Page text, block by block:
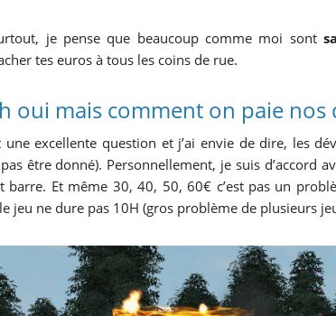
je pense que beaucoup comme moi sont
tes euros à tous les coins de rue.
oui mais comment on paie nos
une excellente question et j’ai envie de dire, les
être donné). Personnellement, je suis d’accord
barre. Et même 30, 40, 50, 60€ c’est pas un
jeu ne dure pas 10H (gros problème de plusieurs